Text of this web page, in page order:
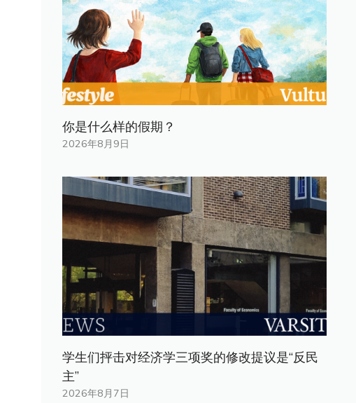
你是什​​么样的假期？
2026年8月9日
学生们抨击对经济学三项奖的修改提议是“反民
主”
2026年8月7日